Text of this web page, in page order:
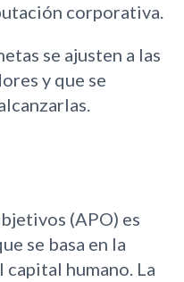
corporativa.
se ajusten a las
y que se
(APO) es
se basa en la
humano. La